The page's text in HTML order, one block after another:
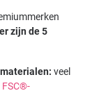
zijn de 5
veel
FSC®-